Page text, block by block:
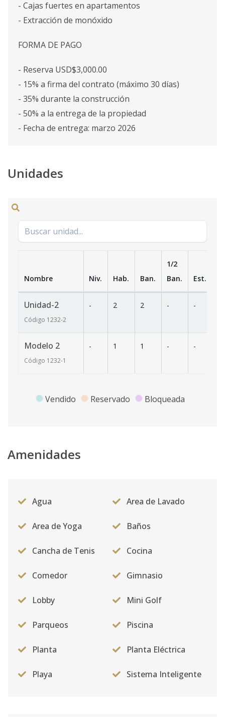
- Cajas fuertes en apartamentos
- Extracción de monóxido
FORMA DE PAGO
- Reserva USD$3,000.00
- 15% a firma del contrato (máximo 30 días)
- 35% durante la construcción
- 50% a la entrega de la propiedad
- Fecha de entrega: marzo 2026
Unidades
Nombre Niv. Hab. Ban.
1/2
Ban.
Est.
Unidad-2
Código 1232-2
- 2 2 - -
Modelo 2
Código 1232-1
- 1 1 - -
Vendido Reservado Bloqueada
Amenidades
Agua Area de Lavado
Area de Yoga Baños
Cancha de Tenis Cocina
Comedor Gimnasio
Lobby Mini Golf
Parqueos Piscina
Planta Planta Eléctrica
Playa Sistema Inteligente